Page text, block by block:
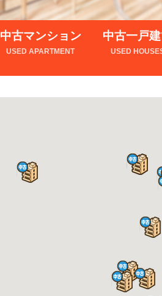
中古マンション
USED APARTMENT
中古一戸
USED